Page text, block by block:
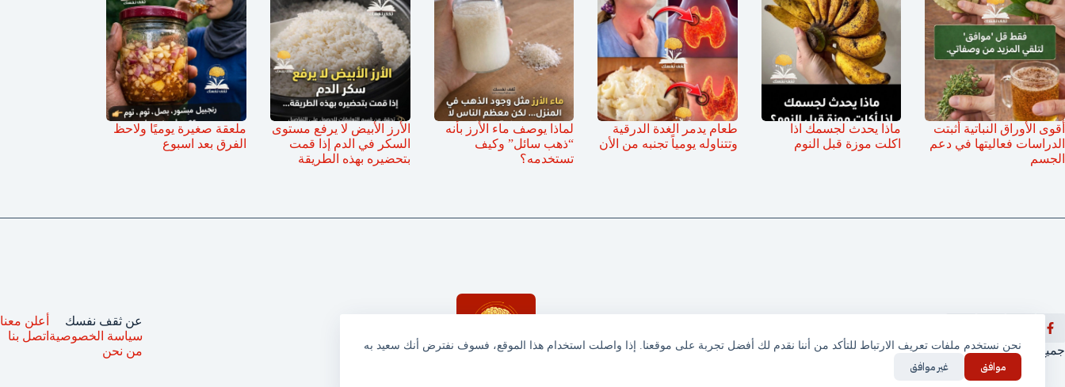
نحن نستخدم ملفات تعريف الارتباط للتأكد من أننا نقدم لك أفضل تجربة على موقعنا. إذا واصلت استخدام هذا الموقع، فسوف نفترض أنك سعيد به
موافق غير موافق
أقوى الأوراق النباتية أثبتت
الدراسات فعاليتها في دعم
الجسم
ماذا يحدث لجسمك اذا
اكلت موزة قبل النوم
طعام يدمر الغدة الدرقية
وتتناوله يومياً تجنبه من الأن
لماذا يوصف ماء الأرز بأنه
“ذهب سائل” وكيف
تستخدمه؟
الأرز الأبيض لا يرفع مستوى
السكر في الدم إذا قمت
بتحضيره بهذه الطريقة
ملعقة صغيرة يوميًا ولاحظ
الفرق بعد اسبوع
جميع الحقوق محفوظة © ثقف نفسك 2025
عن ثقف نفسك
سياسة الخصوصية
من نحن
أعلن معنا
اتصل بنا